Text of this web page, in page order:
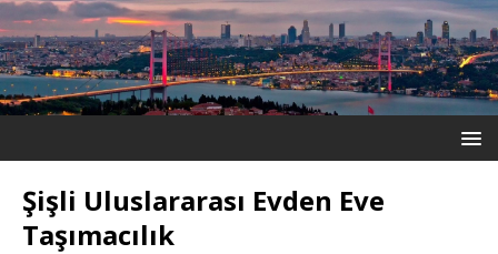
Şişli Uluslararası Evden Eve
Taşımacılık